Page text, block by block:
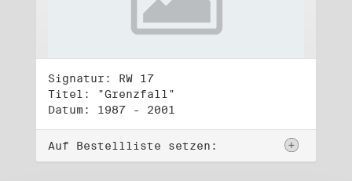
Signatur: RW 17
Titel: "Grenzfall"
Datum: 1987 - 2001
Auf Bestellliste setzen: